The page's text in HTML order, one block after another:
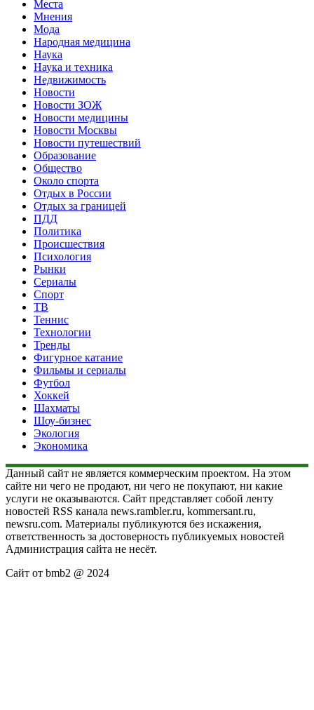
Места
Мнения
Мода
Народная медицина
Наука
Наука и техника
Недвижимость
Новости
Новости ЗОЖ
Новости медицины
Новости Москвы
Новости путешествий
Образование
Общество
Около спорта
Отдых в России
Отдых за границей
ПДД
Политика
Происшествия
Психология
Рынки
Сериалы
Спорт
ТВ
Теннис
Технологии
Тренды
Фигурное катание
Фильмы и сериалы
Футбол
Хоккей
Шахматы
Шоу-бизнес
Экология
Экономика
Данный сайт не является коммерческим проектом. На этом
сайте ни чего не продают, ни чего не покупают, ни какие
услуги не оказываются. Сайт представляет собой ленту
новостей RSS канала news.rambler.ru, kommersant.ru,
newsru.com. Материалы публикуются без искажения,
ответственность за достоверность публикуемых новостей
Администрация сайта не несёт.
Сайт от bmb2 @ 2024